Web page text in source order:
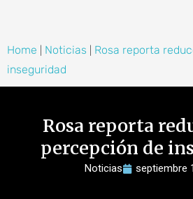
Home Noticias
Rosa reporta
inseguridad
Rosa reporta
percepción de
Noticias septiembre